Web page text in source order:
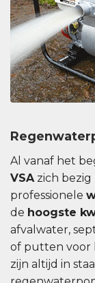
Al vanaf het
VSAzich bezig
professionele
de hoogste
afvalwater,
of putten voor
zijn altijd in